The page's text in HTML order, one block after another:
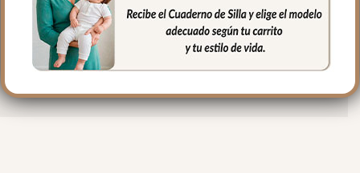
Esta medalla es un detalle tierno y
significativo para acompañar a tu bebé
en su día a día, transmitiendo cariño, fe y